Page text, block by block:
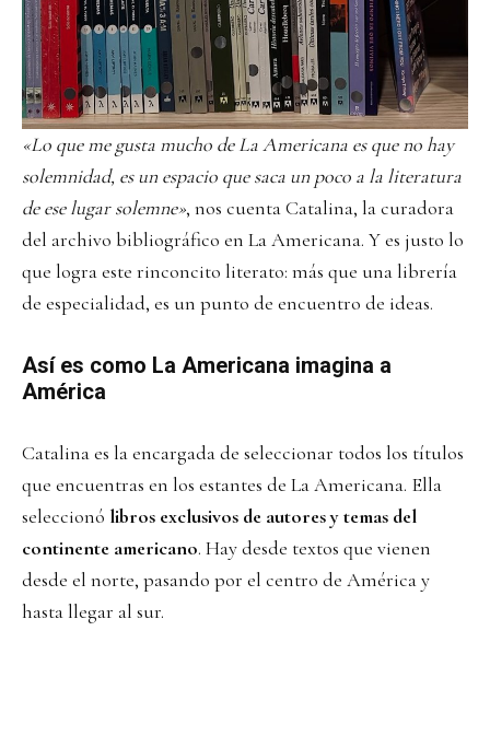
«Lo que me gusta mucho de La Americana es que no hay
solemnidad, es un espacio que saca un poco a la literatura
de ese lugar solemne», nos cuenta Catalina, la curadora
del archivo bibliográfico en La Americana. Y es justo lo
que logra este rinconcito literato: más que una librería
de especialidad, es un punto de encuentro de ideas.
Así es como La Americana imagina a
América
Catalina es la encargada de seleccionar todos los títulos
que encuentras en los estantes de La Americana. Ella
seleccionó libros exclusivos de autores y temas del
continente americano. Hay desde textos que vienen
desde el norte, pasando por el centro de América y
hasta llegar al sur.